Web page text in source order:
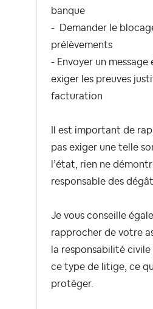
banque
- Demander le
prélèvements
- Envoyer un
exiger les preuves
facturation
Il est important de
pas exiger une telle
l’état, rien ne
responsable des
Je vous conseille
rapprocher de votre
la responsabilité
ce type de litige, ce
protéger.